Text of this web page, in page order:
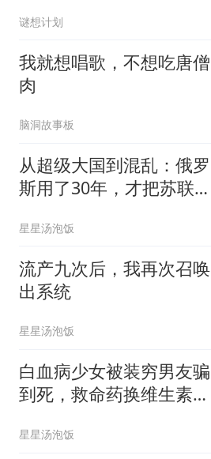
谜想计划
我就想唱歌，不想吃唐僧
肉
脑洞故事板
从超级大国到混乱：俄罗
斯用了30年，才把苏联解
星星汤泡饭
流产九次后，我再次召唤
出系统
星星汤泡饭
白血病少女被装穷男友骗
到死，救命药换维生素，
星星汤泡饭